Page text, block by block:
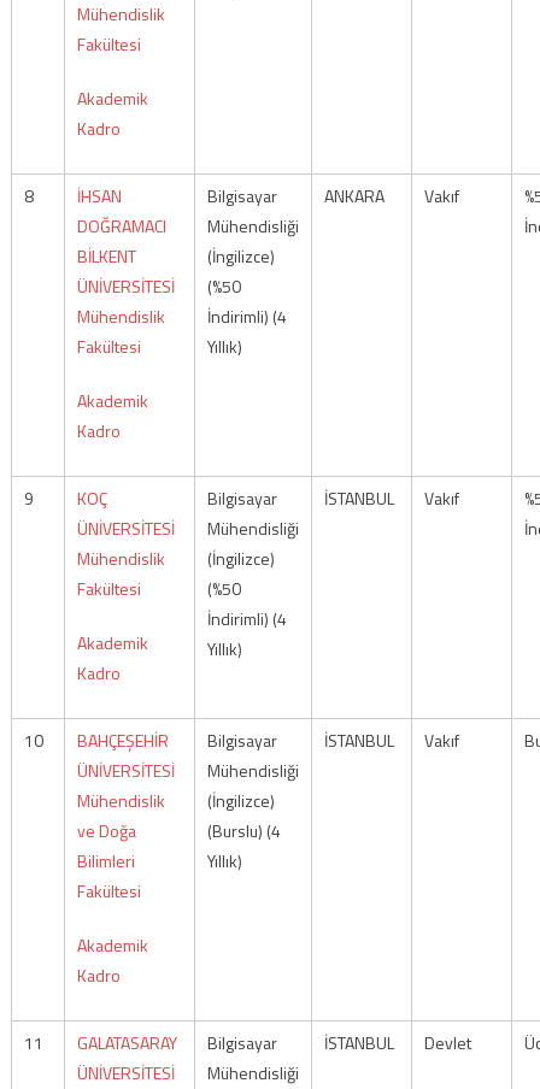
Mühendislik
Fakültesi
Akademik
Kadro
8
İHSAN
DOĞRAMACI
BİLKENT
ÜNİVERSİTESİ
Mühendislik
Fakültesi
Akademik
Kadro
Bilgisayar
Mühendisliği
(İngilizce)
(%50
İndirimli) (4
Yıllık)
ANKARA Vakıf
9
KOÇ
ÜNİVERSİTESİ
Mühendislik
Fakültesi
Akademik
Kadro
Bilgisayar
Mühendisliği
(İngilizce)
(%50
İndirimli) (4
Yıllık)
İSTANBUL Vakıf
10
BAHÇEŞEHİR
ÜNİVERSİTESİ
Mühendislik
ve Doğa
Bilimleri
Fakültesi
Akademik
Kadro
Bilgisayar
Mühendisliği
(İngilizce)
(Burslu) (4
Yıllık)
İSTANBUL Vakıf
11
GALATASARAY
ÜNİVERSİTESİ
Bilgisayar
Mühendisliği
İSTANBUL Devlet